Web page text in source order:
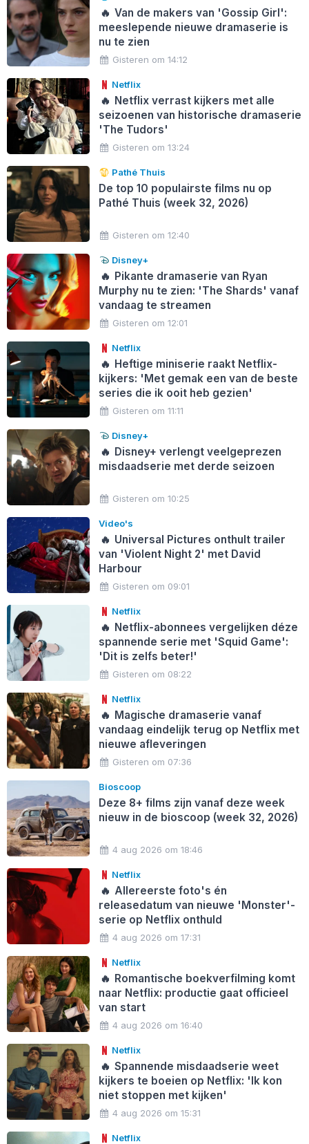
🔥 Van de makers van 'Gossip Girl':
meeslepende nieuwe dramaserie is
nu te zien
Gisteren om 14:12
Netflix
🔥 Netflix verrast kijkers met alle
seizoenen van historische dramaserie
'The Tudors'
Gisteren om 13:24
Pathé Thuis
De top 10 populairste films nu op
Pathé Thuis (week 32, 2026)
Gisteren om 12:40
Disney+
🔥 Pikante dramaserie van Ryan
Murphy nu te zien: 'The Shards' vanaf
vandaag te streamen
Gisteren om 12:01
Netflix
🔥 Heftige miniserie raakt Netflix-
kijkers: 'Met gemak een van de beste
series die ik ooit heb gezien'
Gisteren om 11:11
Disney+
🔥 Disney+ verlengt veelgeprezen
misdaadserie met derde seizoen
Gisteren om 10:25
Video's
🔥 Universal Pictures onthult trailer
van 'Violent Night 2' met David
Harbour
Gisteren om 09:01
Netflix
🔥 Netflix-abonnees vergelijken déze
spannende serie met 'Squid Game':
'Dit is zelfs beter!'
Gisteren om 08:22
Netflix
🔥 Magische dramaserie vanaf
vandaag eindelijk terug op Netflix met
nieuwe afleveringen
Gisteren om 07:36
Bioscoop
Deze 8+ films zijn vanaf deze week
nieuw in de bioscoop (week 32, 2026)
4 aug 2026 om 18:46
Netflix
🔥 Allereerste foto's én
releasedatum van nieuwe 'Monster'-
serie op Netflix onthuld
4 aug 2026 om 17:31
Netflix
🔥 Romantische boekverfilming komt
naar Netflix: productie gaat officieel
van start
4 aug 2026 om 16:40
Netflix
🔥 Spannende misdaadserie weet
kijkers te boeien op Netflix: 'Ik kon
niet stoppen met kijken'
4 aug 2026 om 15:31
Netflix